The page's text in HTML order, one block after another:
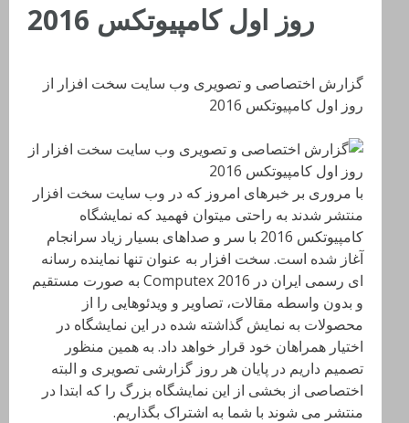
روز اول کامپیوتکس 2016
گزارش اختصاصی و تصویری وب سایت سخت افزار از
روز اول کامپیوتکس 2016
با مروری بر خبرهای امروز که در وب سایت سخت افزار
منتشر شدند به راحتی میتوان فهمید که نمایشگاه
کامپیوتکس 2016 با سر و صداهای بسیار زیاد سرانجام
آغاز شده است. سخت افزار به عنوان تنها نماینده رسانه
ای رسمی ایران در Computex 2016 به صورت مستقیم
و بدون واسطه مقالات، تصاویر و ویدئوهایی را از
محصولات به نمایش گذاشته شده در این نمایشگاه در
اختیار همراهان خود قرار خواهد داد. به همین منظور
تصمیم داریم در پایان هر روز گزارشی تصویری و البته
اختصاصی از بخشی از این نمایشگاه بزرگ را که ابتدا در
منتشر می شوند با شما به اشتراک بگذاریم.